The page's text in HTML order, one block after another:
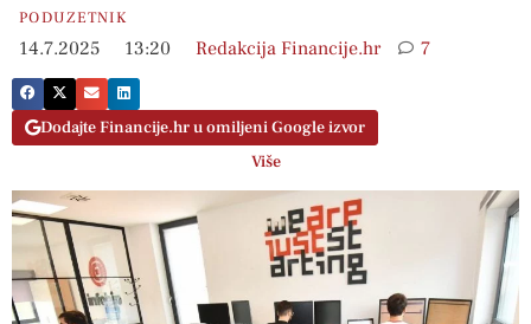
PODUZETNIK
14.7.2025 13:20 Redakcija Financije.hr 7
Dodajte Financije.hr u omiljeni Google izvor
Više